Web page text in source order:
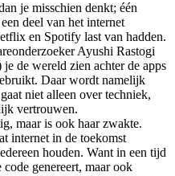
je misschien denkt; één
deel van het internet
en Spotify last van hadden.
Ayushi Rastogi
de wereld zien achter de apps
Daar wordt namelijk
niet alleen over techniek,
vertrouwen.
maar is ook haar zwakte.
internet in de toekomst
houden. Want in een tijd
genereert, maar ook